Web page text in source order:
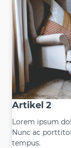
Artikel 2
Lorem ipsum
Nunc ac
tempus.